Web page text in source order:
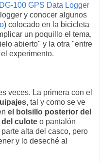
100 GPS Data Logger
y conocer algunos
) colocado en la bicicleta
un poquillo el tema,
abierto" y la otra "entre
experimento.
veces. La primera con el
tal y como se ve
el bolsillo posterior del
del culote o pantalón
alta del casco, pero
y lo deseché al